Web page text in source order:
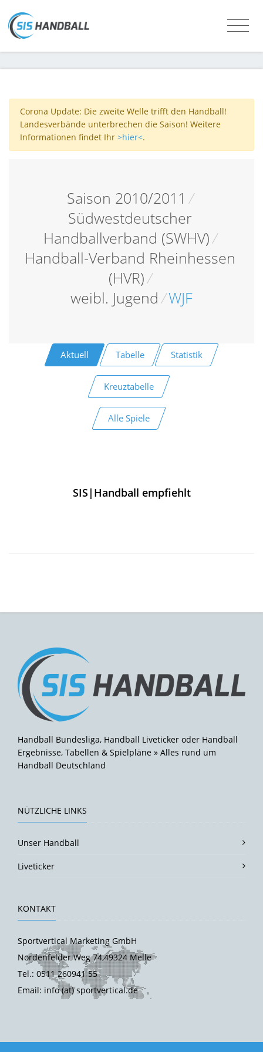
Corona Update: Die zweite Welle trifft den Handball!
Landesverbände unterbrechen die Saison! Weitere
Informationen findet Ihr >hier<.
Saison 2010/2011 /
Südwestdeutscher
Handballverband (SWHV)/
Handball-Verband Rheinhessen
(HVR)/
weibl. Jugend/WJF
Aktuell Tabelle Statistik
Kreuztabelle
Alle Spiele
SIS|Handball empfiehlt
Handball Bundesliga, Handball Liveticker oder Handball
Ergebnisse, Tabellen & Spielpläne » Alles rund um
Handball Deutschland
NÜTZLICHE LINKS
Unser Handball
Liveticker
KONTAKT
Sportvertical Marketing GmbH
Nordenfelder Weg 74,49324 Melle
Tel.: 0511 260941 55
Email: info (at) sportvertical.de